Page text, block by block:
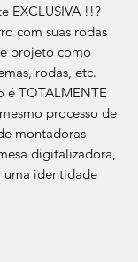
EXCLUSIVA !!?
com suas rodas
projeto como
rodas, etc.
é TOTALMENTE
processo de
montadoras
digitalizadora,
uma identidade